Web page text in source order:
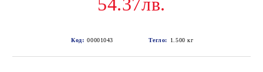
Код: 00001043 Тегло: 1.500 кг